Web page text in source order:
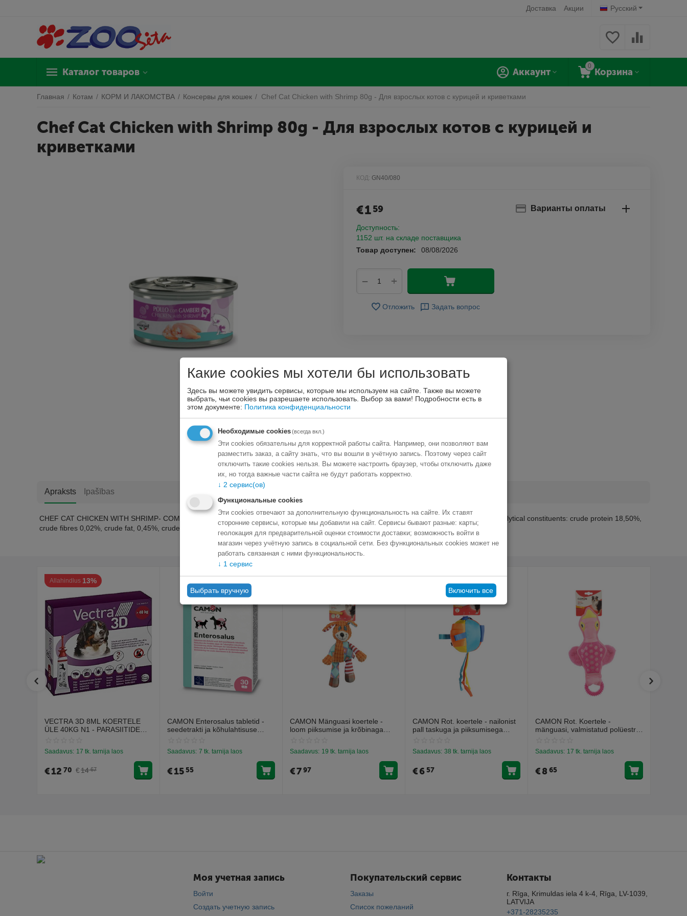
Русский
Доставка Акции
Каталог товаров
0
Корзина
Аккаунт
Главная / Котам / КОРМ И ЛАКОМСТВА / Консервы для кошек / Chef Cat Chicken with Shrimp 80g - Для взрослых котов с курицей и криветками
Chef Cat Chicken with Shrimp 80g - Для взрослых котов с курицей и
криветками
КОД: GN40/080
€159
Доступность:
1152 шт. на складе поставщика
Товар доступен:
08/08/2026
+
−
Отложить Задать вопрос
Варианты оплаты
Apraksts Ipašības
CHEF CAT CHICKEN WITH SHRIMP- COMPLEMENTARY FEED FOR ADULT CAT. Composition: Chicken meat 60%, fish (shrimps) 5%, rice. Analytical constituents: crude protein 18,50%,
crude fibres 0,02%, crude fat, 0,45%, crude ash 0,60%, moisture 79,00%.
Allahindlus 13%
VECTRA 3D 8ML KOERTELE
ÜLE 40KG N1 - PARASIITIDE
Saadavus: 17 tk. tarnija laos
€14 67
€12 70
CAMON Enterosalus tabletid -
seedetrakti ja kõhulahtisuse
Saadavus: 7 tk. tarnija laos
€1555
CAMON Mänguasi koertele -
loom piiksumise ja krõbinaga
Saadavus: 19 tk. tarnija laos
€797
CAMON Rot. koertele - nailonist
pall taskuga ja piiksumisega
Saadavus: 38 tk. tarnija laos
€657
CAMON Rot. Koertele -
mänguasi, valmistatud polüestrist
Saadavus: 17 tk. tarnija laos
€865
Моя учетная запись
Войти
Создать учетную запись
Покупательский сервис
Заказы
Список пожеланий
Контакты
г. Rīga, Krimuldas iela 4 k-4, Rīga, LV-1039,
LATVIJA
+371-28235235
Какие cookies мы хотели бы использовать
Здесь вы можете увидить сервисы, которые мы используем на сайте. Также вы можете
выбрать, чьи cookies вы разрешаете использовать. Выбор за вами! Подробности есть в
этом документе: Политика конфиденциальности
Необходимые cookies(всегда вкл.)
Эти cookies обязательны для корректной работы сайта. Например, они позволяют вам
разместить заказ, а сайту знать, что вы вошли в учётную запись. Поэтому через сайт
отключить такие cookies нельзя. Вы можете настроить браузер, чтобы отключить даже
их, но тогда важные части сайта не будут работать корректно.
↓ 2 сервис(ов)
Функциональные cookies
Эти cookies отвечают за дополнительную функциональность на сайте. Их ставят
сторонние сервисы, которые мы добавили на сайт. Сервисы бывают разные: карты;
геолокация для предварительной оценки стоимости доставки; возможность войти в
магазин через учётную запись в социальной сети. Без функциональных cookies может не
работать связанная с ними функциональность.
↓ 1 сервис
Выбрать вручную Включить все